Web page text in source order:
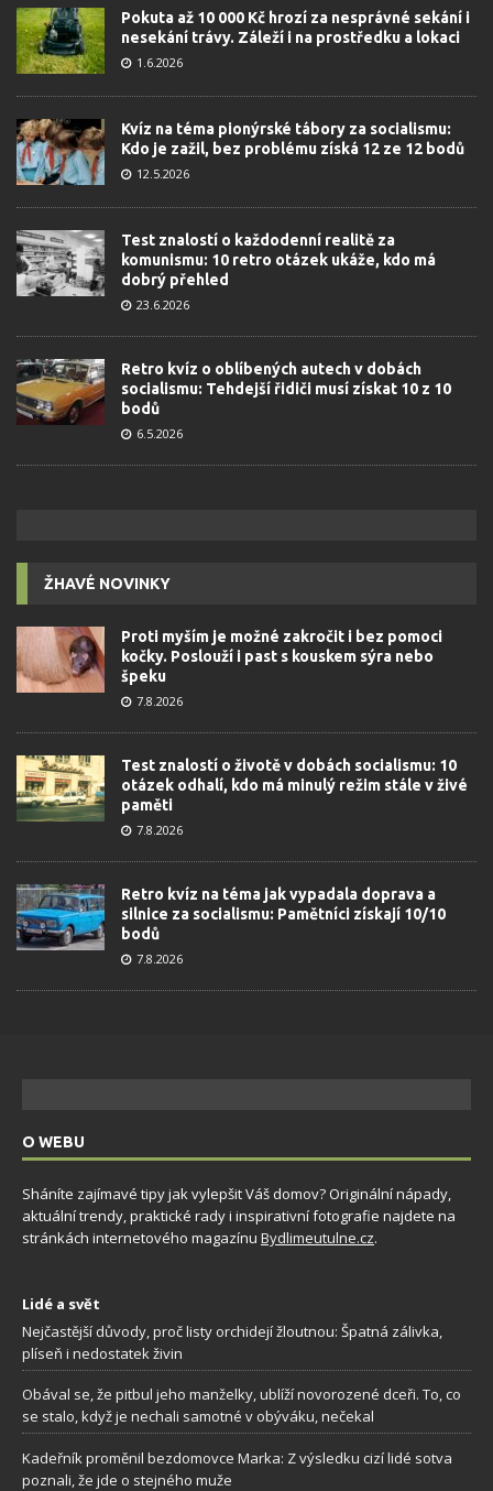
Pokuta až 10 000 Kč hrozí za nesprávné sekání i
nesekání trávy. Záleží i na prostředku a lokaci
1.6.2026
Kvíz na téma pionýrské tábory za socialismu:
Kdo je zažil, bez problému získá 12 ze 12 bodů
12.5.2026
Test znalostí o každodenní realitě za
komunismu: 10 retro otázek ukáže, kdo má
dobrý přehled
23.6.2026
Retro kvíz o oblíbených autech v dobách
socialismu: Tehdejší řidiči musí získat 10 z 10
bodů
6.5.2026
ŽHAVÉ NOVINKY
Proti myším je možné zakročit i bez pomoci
kočky. Poslouží i past s kouskem sýra nebo
špeku
7.8.2026
Test znalostí o životě v dobách socialismu: 10
otázek odhalí, kdo má minulý režim stále v živé
paměti
7.8.2026
Retro kvíz na téma jak vypadala doprava a
silnice za socialismu: Pamětníci získají 10/10
bodů
7.8.2026
O WEBU
Sháníte zajímavé tipy jak vylepšit Váš domov? Originální nápady,
aktuální trendy, praktické rady i inspirativní fotografie najdete na
stránkách internetového magazínu Bydlimeutulne.cz.
Lidé a svět
Nejčastější důvody, proč listy orchidejí žloutnou: Špatná zálivka,
plíseň i nedostatek živin
Obával se, že pitbul jeho manželky, ublíží novorozené dceři. To, co
se stalo, když je nechali samotné v obýváku, nečekal
Kadeřník proměnil bezdomovce Marka: Z výsledku cizí lidé sotva
poznali, že jde o stejného muže